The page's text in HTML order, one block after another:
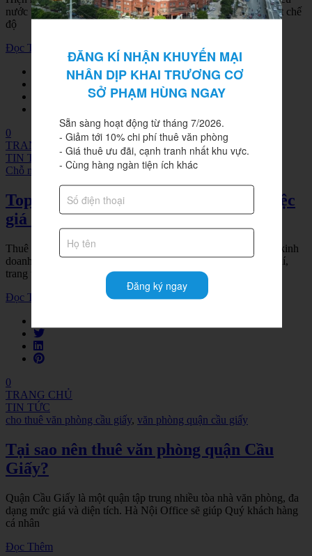
nước trên thế giới áp dụng, nó không phụ thuộc vào bất kỳ một chế
độ
Đọc Thêm
0
TRANG CHỦ
TIN TỨC
Chỗ ngồi làm việc
Top 6 tòa nhà cho thuê chỗ ngồi làm việc
giá rẻ tại Hà Nội
Thuê không gian làm việc chung hiện nay đang được các nhà kinh
doanh ưa chuộng bởi sự linh hoạt, tối ưu được tất cả các chi phí,
trang thiết
Đọc Thêm
0
TRANG CHỦ
TIN TỨC
cho thuê văn phòng cầu giấy, văn phòng quận cầu giấy
Tại sao nên thuê văn phòng quận Cầu
Giấy?
Quận Cầu Giấy là một quận tập trung nhiều tòa nhà văn phòng, đa
dạng mức giá và diện tích. Hà Nội Office sẽ giúp Quý khách hàng
cá nhân
Đọc Thêm
ĐĂNG KÍ NHẬN KHUYẾN MẠI
NHÂN DỊP KHAI TRƯƠNG CƠ
SỞ PHẠM HÙNG NGAY
Sẵn sàng hoạt động từ tháng 7/2026.
- Giảm tới 10% chi phí thuê văn phòng
- Giá thuê ưu đãi, cạnh tranh nhất khu vực.
- Cùng hàng ngàn tiện ích khác
Đăng ký ngay